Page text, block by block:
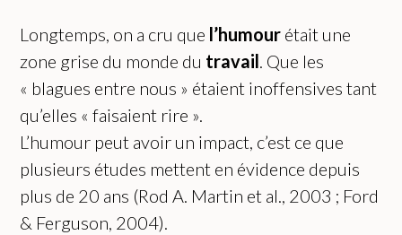
Longtemps, on a cru que l’humour était une
zone grise du monde du travail. Que les
« blagues entre nous » étaient inoffensives tant
qu’elles « faisaient rire ».
L’humour peut avoir un impact, c’est ce que
plusieurs études mettent en évidence depuis
plus de 20 ans (Rod A. Martin et al., 2003 ; Ford
& Ferguson, 2004).